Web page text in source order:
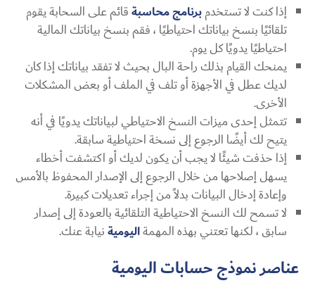
إذا كنت لا تستخدمبرنامج محاسبةقائم على السحابة يقوم
تلقائيًا بنسخ بياناتك احتياطيًا ، فقم بنسخ بياناتك المالية
احتياطيًا يدويًا كل يوم.
يمنحك القيام بذلك راحة البال بحيث لا تفقد بياناتك إذا كان
لديك عطل في الأجهزة أو تلف في الملف أو بعض المشكلات
الأخرى.
تتمثل إحدى ميزات النسخ الاحتياطي لبياناتك يدويًا في أنه
يتيح لك أيضًا الرجوع إلى نسخة احتياطية سابقة.
إذا حذفت شيئًا لا يجب أن يكون لديك أو اكتشفت أخطاء
يسهل إصلاحها من خلال الرجوع إلى الإصدار المحفوظ بالأمس
وإعادة إدخال البيانات بدلاً من إجراء تعديلات كبيرة.
لا تسمح لك النسخ الاحتياطية التلقائية بالعودة إلى إصدار
سابق ، لكنها تعتني بهذه المهمةاليوميةنيابة عنك.
عناصر نموذج حسابات اليومية